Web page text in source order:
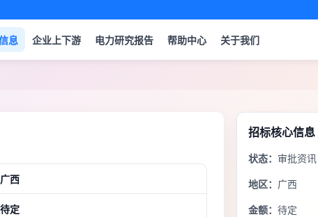
息 企业上下游 电力研究报告 帮助中心 关于我们
广西
待定
招标核心信息
状态： 审批资讯
地区： 广西
金额： 待定